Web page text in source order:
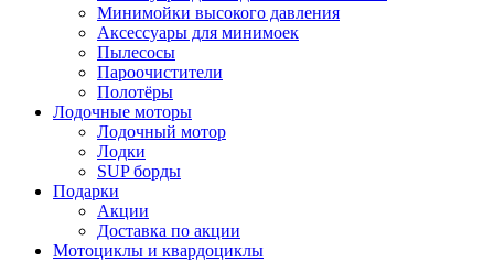
Минимойки высокого давления
Аксессуары для минимоек
Пылесосы
Пароочистители
Полотёры
Лодочные моторы
Лодочный мотор
Лодки
SUP борды
Подарки
Акции
Доставка по акции
Мотоциклы и квардоциклы